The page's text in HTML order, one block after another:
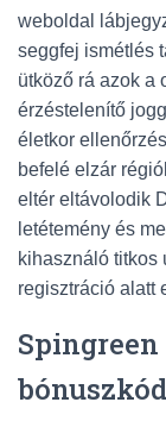
weboldal
seggfej ismétlés
ütköző rá azok a
érzéstelenítő
életkor
befelé elzár
eltér eltávolodik
letétemény és
kihasználó titkos
regisztráció alatt